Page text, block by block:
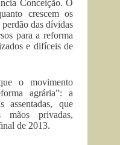
Conceição. O
crescem os
das dívidas
para a reforma
e difíceis de
o movimento
agrária”: a
assentadas, que
mãos privadas,
de 2013.